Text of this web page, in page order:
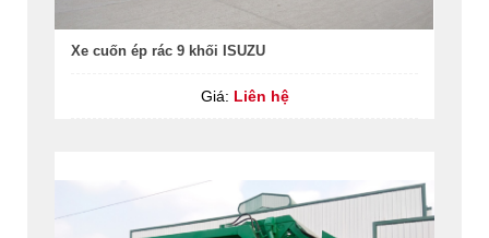
Xe cuốn ép rác 9 khối ISUZU
Giá: Liên hệ